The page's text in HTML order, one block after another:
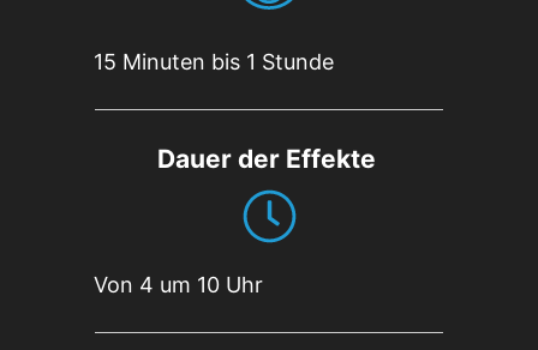
15 Minuten bis 1 Stunde
Dauer der Effekte
Von 4 um 10 Uhr